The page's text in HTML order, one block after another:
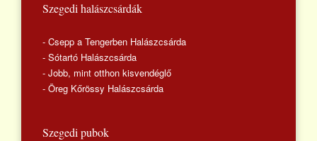
Szegedi halászcsárdák
- Csepp a Tengerben Halászcsárda
- Sótartó Halászcsárda
- Jobb, mint otthon kisvendéglő
- Öreg Kőrössy Halászcsárda
Szegedi pubok